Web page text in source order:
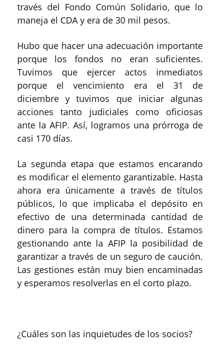
través del Fondo Común Solidario, que lo
maneja el CDA y era de 30 mil pesos.
Hubo que hacer una adecuación importante
porque los fondos no eran suficientes.
Tuvimos que ejercer actos inmediatos
porque el vencimiento era el 31 de
diciembre y tuvimos que iniciar algunas
acciones tanto judiciales como oficiosas
ante la AFIP. Así, logramos una prórroga de
casi 170 días.
La segunda etapa que estamos encarando
es modificar el elemento garantizable. Hasta
ahora era únicamente a través de títulos
públicos, lo que implicaba el depósito en
efectivo de una determinada cantidad de
dinero para la compra de títulos. Estamos
gestionando ante la AFIP la posibilidad de
garantizar a través de un seguro de caución.
Las gestiones están muy bien encaminadas
y esperamos resolverlas en el corto plazo.
¿Cuáles son las inquietudes de los socios?